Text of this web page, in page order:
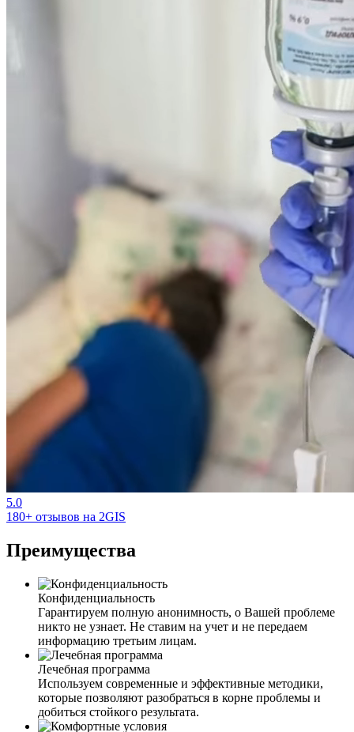
5.0
180+ отзывов на 2GIS
Преимущества
Конфиденциальность
Гарантируем полную анонимность, о Вашей проблеме
никто не узнает. Не ставим на учет и не передаем
информацию третьим лицам.
Лечебная программа
Используем современные и эффективные методики,
которые позволяют разобраться в корне проблемы и
добиться стойкого результата.